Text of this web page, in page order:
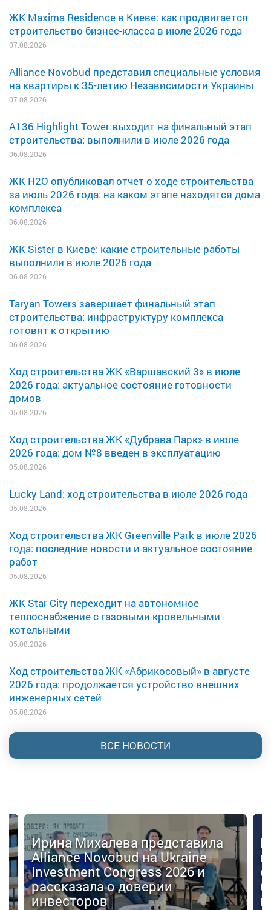
ЖК Maxima Residence в Киеве: как продвигается
строительство бизнес-класса в июле 2026 года
07.08.2026
Alliance Novobud представил специальные условия
на квартиры к 35-летию Независимости Украины
07.08.2026
A136 Highlight Tower выходит на финальный этап
строительства: выполнили в июле 2026 года
06.08.2026
ЖК H2O опубликовал отчет о ходе строительства
за июль 2026 года: на каком этапе находятся дома
комплекса
06.08.2026
ЖК Sister в Киеве: какие строительные работы
выполнили в июле 2026 года
06.08.2026
Taryan Towers завершает финальный этап
строительства: инфраструктуру комплекса
готовят к открытию
06.08.2026
Ход строительства ЖК «Варшавский 3» в июле
2026 года: актуальное состояние готовности
домов
05.08.2026
Ход строительства ЖК «Дубрава Парк» в июле
2026 года: дом №8 введен в эксплуатацию
05.08.2026
Lucky Land: ход строительства в июле 2026 года
05.08.2026
Ход строительства ЖК Greenville Park в июле 2026
года: последние новости и актуальное состояние
работ
05.08.2026
ЖК Star City переходит на автономное
теплоснабжение с газовыми кровельными
котельными
05.08.2026
Ход строительства ЖК «Абрикосовый» в августе
2026 года: продолжается устройство внешних
инженерных сетей
05.08.2026
ВСЕ НОВОСТИ
Ирина Михалева представила
Alliance Novobud на Ukraine
Investment Congress 2026 и
рассказала о доверии
инвесторов